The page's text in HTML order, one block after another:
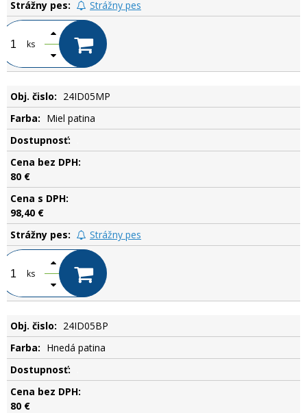
Strážny pes
ks
24ID05MP
Miel patina
80 €
98,40 €
Strážny pes
ks
24ID05BP
Hnedá patina
80 €